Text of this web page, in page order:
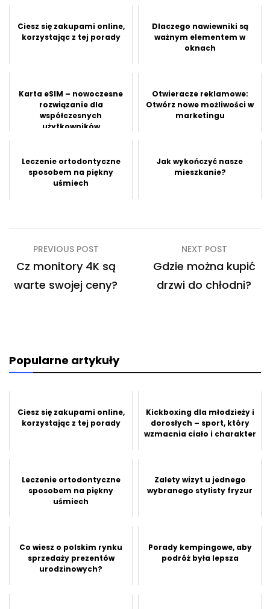
Ciesz się zakupami online,
korzystając z tej porady
Dlaczego nawiewniki są
ważnym elementem w
oknach
Karta eSIM – nowoczesne
rozwiązanie dla
współczesnych
użytkowników
Otwieracze reklamowe:
Otwórz nowe możliwości w
marketingu
Leczenie ortodontyczne
sposobem na piękny
uśmiech
Jak wykończyć nasze
mieszkanie?
Nawigacja
wpisu
PREVIOUS POST
Cz monitory 4K są
warte swojej ceny?
NEXT POST
Gdzie można kupić
drzwi do chłodni?
Popularne artykuły
Ciesz się zakupami online,
korzystając z tej porady
Kickboxing dla młodzieży i
dorosłych – sport, który
wzmacnia ciało i charakter
Leczenie ortodontyczne
sposobem na piękny
uśmiech
Zalety wizyt u jednego
wybranego stylisty fryzur
Co wiesz o polskim rynku
sprzedaży prezentów
urodzinowych?
Porady kempingowe, aby
podróż była lepsza